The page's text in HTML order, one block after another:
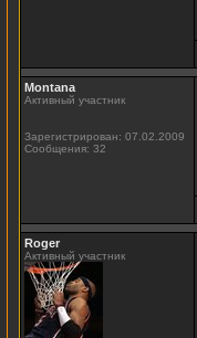
Montana
Активный участник
Зарегистрирован: 07.02.2009
Сообщения: 32
Roger
Активный участник